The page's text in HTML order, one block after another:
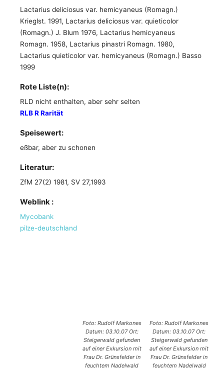
Lactarius deliciosus var. hemicyaneus (Romagn.)
Krieglst. 1991, Lactarius deliciosus var. quieticolor
(Romagn.) J. Blum 1976, Lactarius hemicyaneus
Romagn. 1958, Lactarius pinastri Romagn. 1980,
Lactarius quieticolor var. hemicyaneus (Romagn.) Basso
1999
Rote Liste(n):
RLD nicht enthalten, aber sehr selten
RLB R Rarität
Speisewert:
eßbar, aber zu schonen
Literatur:
ZfM 27(2) 1981, SV 27,1993
Weblink :
Mycobank
pilze-deutschland
Foto: Rudolf Markones
Datum: 03.10.07 Ort:
Steigerwald gefunden
auf einer Exkursion mit
Frau Dr. Grünsfelder in
feuchtem Nadelwald
Foto: Rudolf Markones
Datum: 03.10.07 Ort:
Steigerwald gefunden
auf einer Exkursion mit
Frau Dr. Grünsfelder in
feuchtem Nadelwald